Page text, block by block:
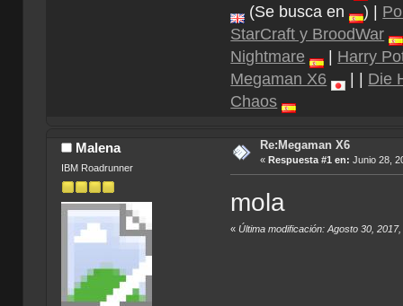
(Se busca en
) |
StarCraft y BroodWar
Nightmare
Harry
Megaman X6
Die
Chaos
Malena
IBM Roadrunner
Re:Megaman X6
« Respuesta #1 en: Junio 28,
mola
«Última modificación: Agosto 30,